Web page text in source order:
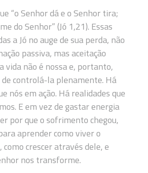
“o Senhor dá e o Senhor tira;
do Senhor” (Jó 1,21). Essas
a Jó no auge de sua perda, não
passiva, mas aceitação
vida não é nossa e, portanto,
de controlá-la plenamente. Há
nós em ação. Há realidades que
E em vez de gastar energia
por que o sofrimento chegou,
aprender como viver o
crescer através dele, e
nos transforme.